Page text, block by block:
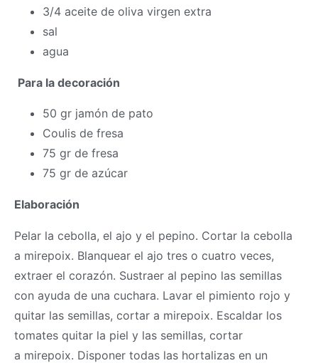
3/4 aceite de oliva virgen extra
sal
agua
Para la decoración
50 gr jamón de pato
Coulis de fresa
75 gr de fresa
75 gr de azúcar
Elaboración
Pelar la cebolla, el ajo y el pepino. Cortar la cebolla
a mirepoix. Blanquear el ajo tres o cuatro veces,
extraer el corazón. Sustraer al pepino las semillas
con ayuda de una cuchara. Lavar el pimiento rojo y
quitar las semillas, cortar a mirepoix. Escaldar los
tomates quitar la piel y las semillas, cortar
a mirepoix. Disponer todas las hortalizas en un